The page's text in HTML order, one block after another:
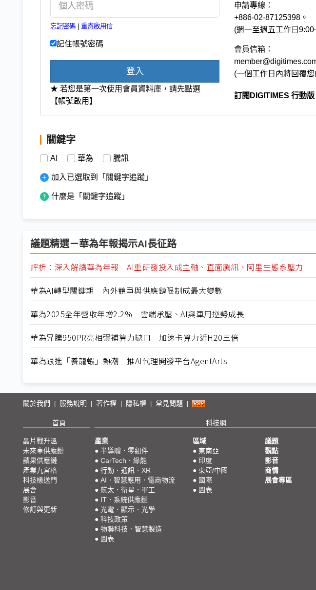
忘記密碼 重寄啟用信
記住帳號密碼
登入
★ 若您是第一次使用會員資料庫，請先點選
【帳號啟用】
申請專線：
+886-02-87125398。
(週一至週五工作日
會員信箱：
(一個工作日內將回覆
訂閱DIGITIMES 行動版
關鍵字
AI 華為 騰訊
加入已選取到「關鍵字追蹤」
什麼是「關鍵字追蹤」
議題精選－華為年報揭示AI長征路
評析：深入解讀華為年報 AI重研發投入成主軸、直面騰訊、阿里生態系壓力
華為AI轉型關鍵期 內外競爭與供應鏈限制成最大變數
華為2025全年營收年增2.2% 雲端承壓、AI與車用逆勢成長
華為昇騰950PR亮相彌補算力缺口 加速卡算力近H20三倍
華為跟進「養龍蝦」熱潮 推AI代理開發平台AgentArts
關於我們 服務說明 著作權 隱私權 常見問題
首頁 科技網
晶片戰升溫
未來車供應鏈
蘋果供應鏈
產業九宮格
科技椽送門
展會
影音
修訂與更新
產業
● 半導體．零組件
● CarTech．綠能
● 行動．通訊．XR
● AI．智慧應用．電商物流
● 航太．衛星．軍工
● IT．系統供應鏈
● 光電．顯示．光學
● 科技政策
● 物聯科技．智慧製造
● 圖表
區域
● 東南亞
● 印度
● 東亞/中國
● 國際
● 圖表
議題
觀點
影音
商情
展會專區